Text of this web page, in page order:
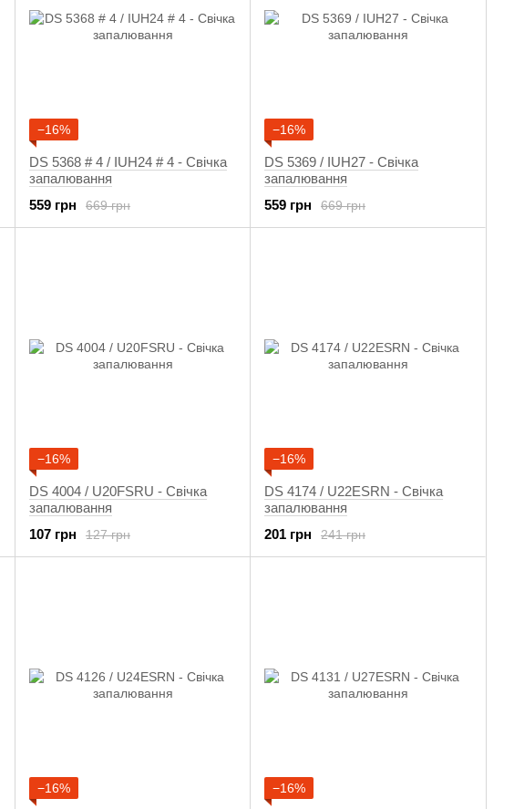
−16%
DS 5368 # 4 / IUH24 # 4 - Свічка
запалювання
669 грн
559 грн
−16%
DS 5369 / IUH27 - Свічка
запалювання
669 грн
559 грн
−16%
DS 4004 / U20FSRU - Свічка
запалювання
127 грн
107 грн
−16%
DS 4174 / U22ESRN - Свічка
запалювання
241 грн
201 грн
−16% −16%